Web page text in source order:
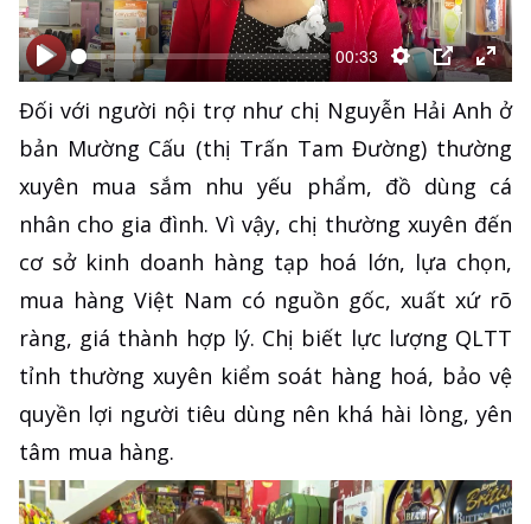
Bắt
đầu
00:33
Thiết
lập
PIP
Bắt
đầu
Đối với người nội trợ như chị Nguyễn Hải Anh ở
bản Mường Cấu (thị Trấn Tam Đường) thường
xuyên mua sắm nhu yếu phẩm, đồ dùng cá
nhân cho gia đình. Vì vậy, chị thường xuyên đến
cơ sở kinh doanh hàng tạp hoá lớn, lựa chọn,
mua hàng Việt Nam có nguồn gốc, xuất xứ rõ
ràng, giá thành hợp lý. Chị biết lực lượng QLTT
tỉnh thường xuyên kiểm soát hàng hoá, bảo vệ
quyền lợi người tiêu dùng nên khá hài lòng, yên
tâm mua hàng.